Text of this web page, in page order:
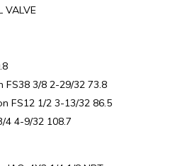
VALVE
3/8 2-29/32 73.8
FS12 1/2 3-13/32 86.5
4 4-9/32 108.7